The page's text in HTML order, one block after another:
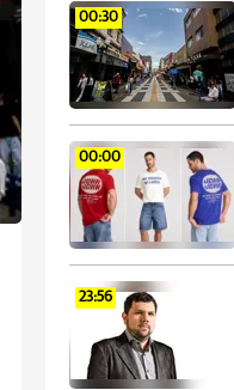
00:30
00:00
23:56